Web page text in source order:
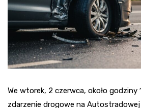
We wtorek, 2 czerwca, około godziny
zdarzenie drogowe na Autostradowej